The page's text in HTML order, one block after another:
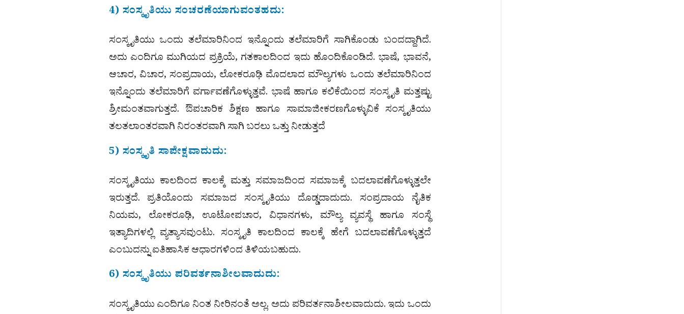
4) ಸಂಸ್ಕೃತಿಯು ಸಂಚರಣೆಯಾಗುವಂತಹದು:
ಸಂಸ್ಕೃತಿಯು ಒಂದು ತಲೆಮಾರಿನಿಂದ ಇನ್ನೊಂದು ತಲೆಮಾರಿಗೆ ಸಾಗಿಕೊಂಡು ಬಂದದ್ದಾಗಿದೆ.
ಅದು ಎಂದಿಗೂ ಮುಗಿಯದ ಪ್ರಕ್ರಿಯೆ, ಗತಕಾಲದಿಂದ ಇದು ಹೊಂದಿಕೊಂಡಿದೆ. ಭಾಷೆ, ಭಾವನೆ,
ಆಚಾರ, ವಿಚಾರ, ಸಂಪ್ರದಾಯ, ಲೋಕರೂಢಿ ಮೊದಲಾದ ಮೌಲ್ಯಗಳು ಒಂದು ತಲೆಮಾರಿನಿಂದ
ಇನ್ನೊಂದು ತಲೆಮಾರಿಗೆ ವರ್ಗಾವಣೆಗೊಳ್ಳುತ್ತವೆ. ಭಾಷೆ ಹಾಗೂ ಕಲಿಕೆಯಿಂದ ಸಂಸ್ಕೃತಿ ಮತ್ತಷ್ಟು
ಶ್ರೀಮಂತವಾಗುತ್ತದೆ. ಔಪಚಾರಿಕ ಶಿಕ್ಷಣ ಹಾಗೂ ಸಾಮಾಜೀಕರಣಗೊಳ್ಳುವಿಕೆ ಸಂಸ್ಕೃತಿಯು
ತಲತಲಾಂತರವಾಗಿ ನಿರಂತರವಾಗಿ ಸಾಗಿ ಬರಲು ಒತ್ತು ನೀಡುತ್ತದೆ
5) ಸಂಸ್ಕೃತಿ ಸಾಪೇಕ್ಷವಾದುದು:
ಸಂಸ್ಕೃತಿಯು ಕಾಲದಿಂದ ಕಾಲಕ್ಕೆ ಮತ್ತು ಸಮಾಜದಿಂದ ಸಮಾಜಕ್ಕೆ ಬದಲಾವಣೆಗೊಳ್ಳುತ್ತಲೇ
ಇರುತ್ತದೆ. ಪ್ರತಿಯೊಂದು ಸಮಾಜದ ಸಂಸ್ಕೃತಿಯು ದೊಡ್ಡದಾದುದು. ಸಂಪ್ರದಾಯ ನೈತಿಕ
ನಿಯಮ, ಲೋಕರೂಢಿ, ಊಟೋಪಚಾರ, ವಿಧಾನಗಳು, ಮೌಲ್ಯ ವ್ಯವಸ್ಥೆ ಹಾಗೂ ಸಂಸ್ಥೆ
ಇತ್ಯಾದಿಗಳಲ್ಲಿ ವ್ಯತ್ಯಾಸವುಂಟು. ಸಂಸ್ಕೃತಿ ಕಾಲದಿಂದ ಕಾಲಕ್ಕೆ ಹೇಗೆ ಬದಲಾವಣೆಗೊಳ್ಳುತ್ತದೆ
ಎಂಬುದನ್ನು ಐತಿಹಾಸಿಕ ಆಧಾರಗಳಿಂದ ತಿಳಿಯಬಹುದು.
6) ಸಂಸ್ಕೃತಿಯು ಪರಿವರ್ತನಾಶೀಲವಾದುದು:
ಸಂಸ್ಕೃತಿಯು ಎಂದಿಗೂ ನಿಂತ ನೀರಿನಂತೆ ಅಲ್ಲ. ಅದು ಪರಿವರ್ತನಾಶೀಲವಾದುದು. ಇದು ಒಂದು